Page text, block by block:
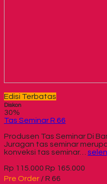
Edisi Terbatas
Diskon
30%
Tas Seminar R 66
Produsen Tas Seminar Di
Juragan tas seminar
konveksi tas seminar…
Rp 115.000 Rp 165.000
Pre Order / R 66